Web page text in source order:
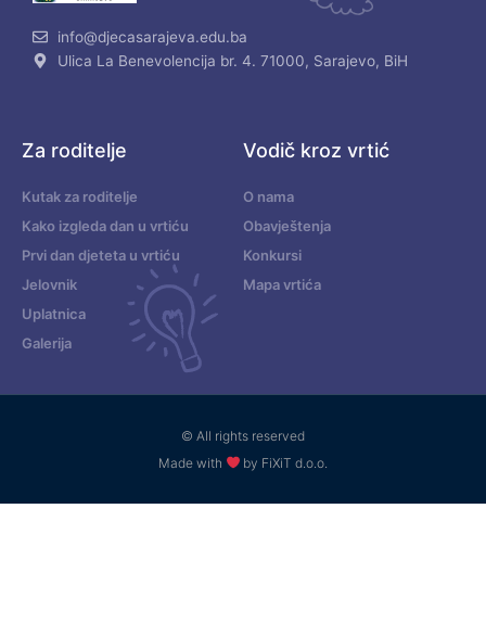
info@djecasarajeva.edu.ba
Ulica La Benevolencija br. 4. 71000, Sarajevo, BiH
Za roditelje
Kutak za roditelje
Kako izgleda dan u vrtiću
Prvi dan djeteta u vrtiću
Jelovnik
Uplatnica
Galerija
Vodič kroz vrtić
O nama
Obavještenja
Konkursi
Mapa vrtića
© All rights reserved
Made with
by FiXiT d.o.o.